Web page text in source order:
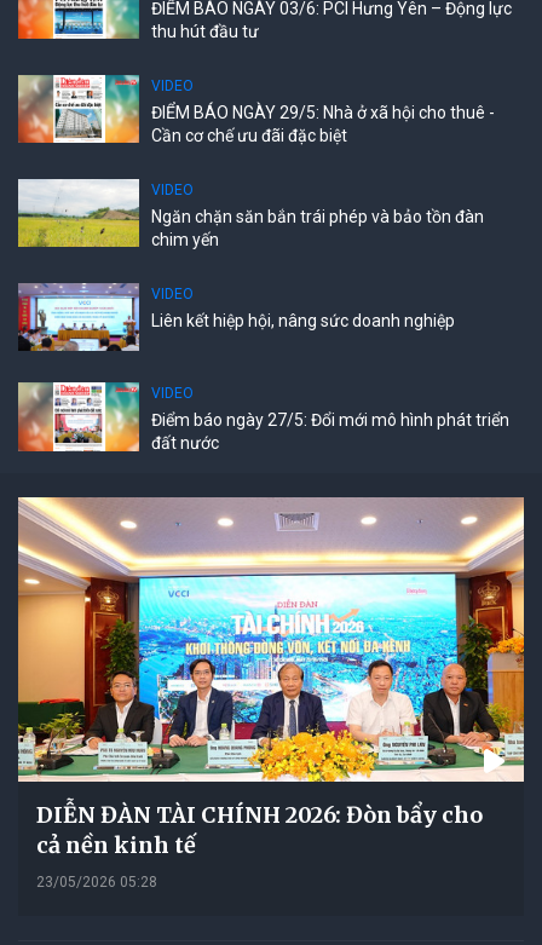
ĐIỂM BÁO NGÀY 03/6: PCI Hưng Yên – Động lực
thu hút đầu tư
VIDEO
ĐIỂM BÁO NGÀY 29/5: Nhà ở xã hội cho thuê -
Cần cơ chế ưu đãi đặc biệt
VIDEO
Ngăn chặn săn bắn trái phép và bảo tồn đàn
chim yến
VIDEO
Liên kết hiệp hội, nâng sức doanh nghiệp
VIDEO
Điểm báo ngày 27/5: Đổi mới mô hình phát triển
đất nước
DIỄN ĐÀN TÀI CHÍNH 2026: Đòn bẩy cho
cả nền kinh tế
23/05/2026 05:28